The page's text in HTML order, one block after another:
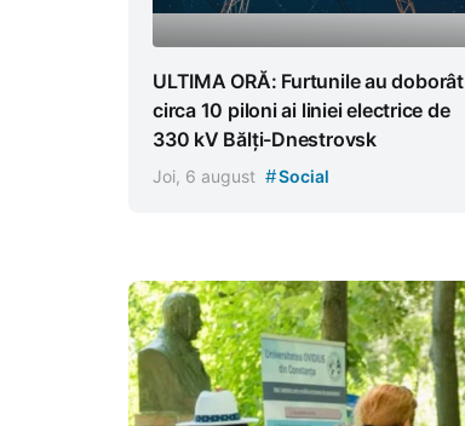
ULTIMA ORĂ: Furtunile au doborât
circa 10 piloni ai liniei electrice de
330 kV Bălți-Dnestrovsk
Joi, 6 august #Social